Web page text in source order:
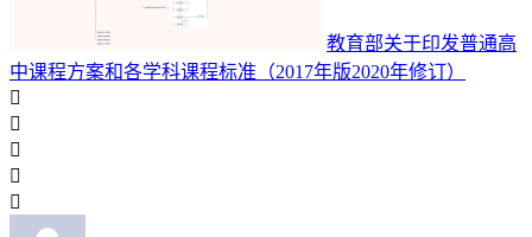
教育部关于印发普通高
中课程方案和各学科课程标准（2017年版2020年修订）




